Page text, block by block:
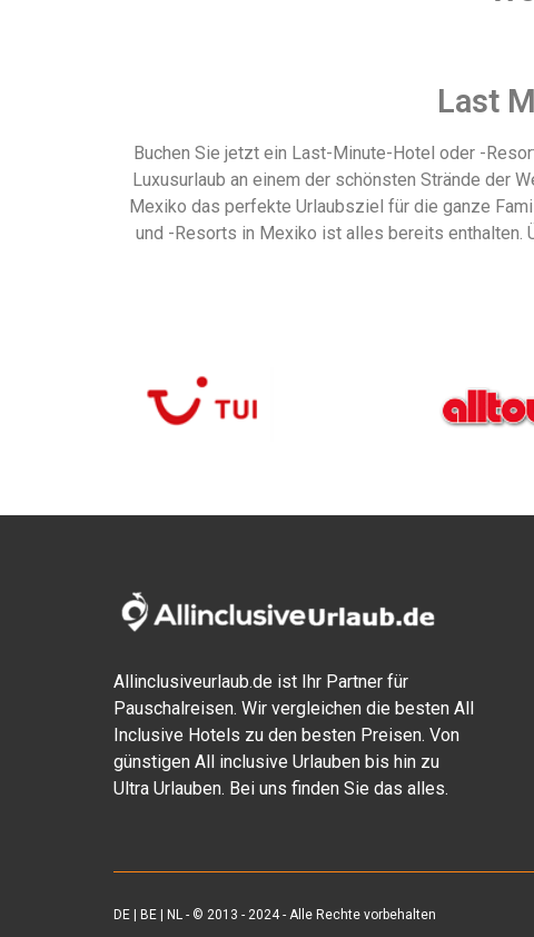
Last
Buchen Sie jetzt ein Last-Minute-Hotel oder -
Luxusurlaub an einem der schönsten Strände der
Mexiko das perfekte Urlaubsziel für die ganze
und -Resorts in Mexiko ist alles bereits enthalten.
Allinclusiveurlaub.de ist Ihr Partner für
Pauschalreisen. Wir vergleichen die besten All
Inclusive Hotels zu den besten Preisen. Von
günstigen All inclusive Urlauben bis hin zu
Ultra Urlauben. Bei uns finden Sie das alles.
DE | BE | NL - © 2013 - 2024 - Alle Rechte vorbehalten